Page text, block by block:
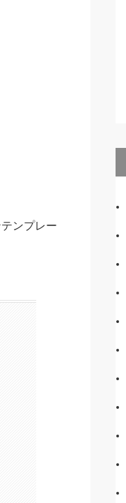
ンプレー